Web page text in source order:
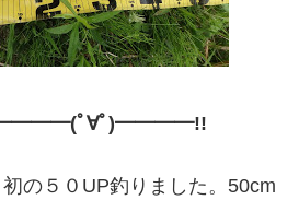
━━━━(ﾟ∀ﾟ)━━━━!!
の５０UP釣りました。50cm